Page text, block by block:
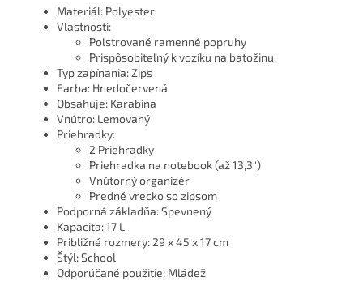
Materiál: Polyester
Vlastnosti:
Polstrované ramenné popruhy
Prispôsobiteľný k vozíku na batožinu
Typ zapínania: Zips
Farba: Hnedočervená
Obsahuje: Karabína
Vnútro: Lemovaný
Priehradky:
2 Priehradky
Priehradka na notebook (až 13,3")
Vnútorný organizér
Predné vrecko so zipsom
Podporná základňa: Spevnený
Kapacita: 17 L
Približné rozmery: 29 x 45 x 17 cm
Štýl: School
Odporúčané použitie: Mládež